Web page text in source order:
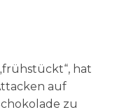
hat
auf
zu